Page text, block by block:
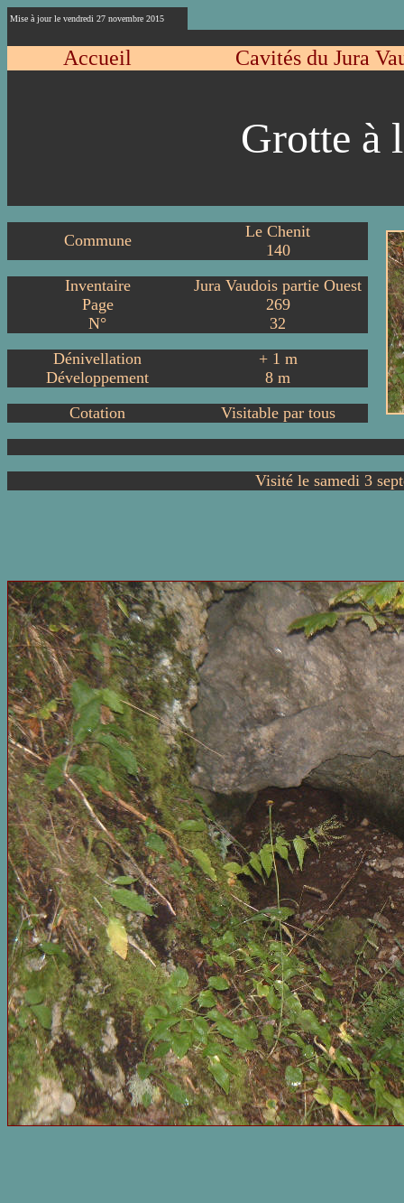
Mise à jour le vendredi 27 novembre 2015
Accueil Cavités du Jura
Grotte à
Commune
Le Chenit
140
Inventaire
Jura Vaudois partie Ouest
Page
269
N°
32
Dénivellation
+ 1 m
Développement
8 m
Cotation
Visitable par tous
Visité le samedi 3